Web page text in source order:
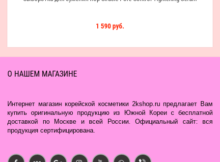
1 590 руб.
О НАШЕМ МАГАЗИНЕ
Интернет магазин корейской косметики 2kshop.ru предлагает Вам
купить оригинальную продукцию из Южной Кореи с бесплатной
доставкой по Москве и всей России. Официальный сайт: вся
продукция сертифицирована.